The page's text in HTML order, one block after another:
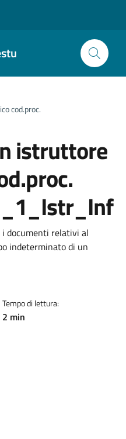
cod.proc.
istruttore
documenti relativi al
indeterminato di un
Tempo di lettura:
2 min